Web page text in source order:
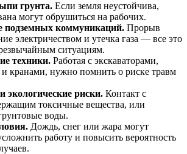
грунта. Если земля неустойчива,
могут обрушиться на рабочих.
подземных коммуникаций. Прорыв
электричеством и утечка газа — все это
ситуациям.
техники. Работая с экскаваторами,
и кранами, нужно помнить о риске травм
экологические риски. Контакт с
токсичные вещества, или
воды.
Дождь, снег или жара могут
работу и повысить вероятность